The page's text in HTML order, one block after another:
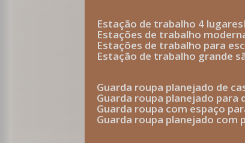
estação de trabalho 4 lugares
estações de trabalho
estações de trabalho para
estação de trabalho grande
guarda roupa planejado de
guarda roupa planejado
guarda roupa com espaço
guarda roupa planejado